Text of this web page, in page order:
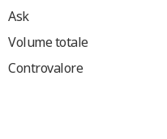
Ask
Volume totale
Controvalore